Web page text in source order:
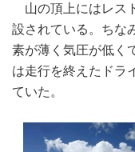
山の頂上にはレス
設されている。ちな
素が薄く気圧が低く
は走行を終えたドラ
ていた。